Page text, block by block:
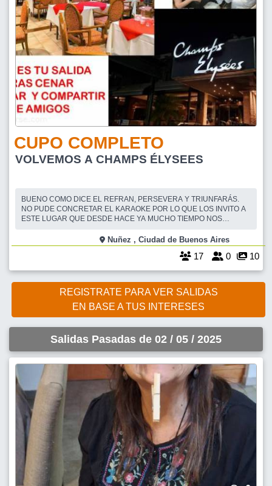
CUPO COMPLETO
VOLVEMOS A CHAMPS ÉLYSEES
BUENO COMO DICE EL REFRAN, PERSEVERA Y TRIUNFARÁS.
NO PUDE CONCRETAR EL KARAOKE POR LO QUE LOS INVITO A
ESTE LUGAR QUE DESDE HACE YA MUCHO TIEMPO NOS
OFREZCO NUEVAMENTE CHAMPS ELYSEES, UN LUGAR
CONOCIDO POR MUCHO DE USTEDES. ES UN AMBIENTE
AGRADABLE, DONDE LAS DAMAS NOS PODEMOS PRODUCIR Y
Nuñez , Ciudad de Buenos Aires
17 0 10
REGISTRATE PARA VER SALIDAS
EN BASE A TUS INTERESES
Salidas Pasadas de 02 / 05 / 2025